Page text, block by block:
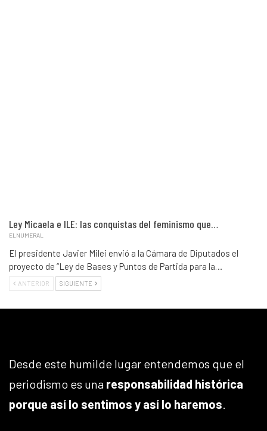
Ley Micaela e ILE: las conquistas del feminismo que…
ELNUMERAL
El presidente Javier Milei envió a la Cámara de Diputados el
proyecto de “Ley de Bases y Puntos de Partida para la…
ANTERIOR SIGUIENTE
Desde este humilde lugar entendemos que el
periodismo es una responsabilidad histórica
porque así lo sentimos y así lo haremos